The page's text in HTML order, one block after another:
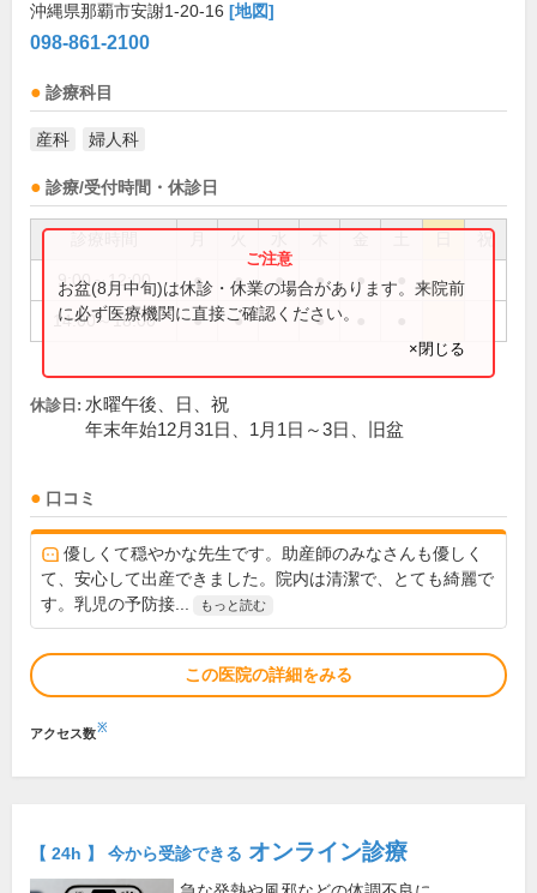
沖縄県那覇市安謝1-20-16 [地図]
098-861-2100
診療科目
産科 婦人科
診療/受付時間・休診日
祝
9:00～12:00 ● ● ● ● ●
14:00～18:00 ● ● ●
お盆(8月中旬)は休診・休業の場合があります。来院前
に必ず医療機関に直接ご確認ください。
×閉じる
休診日: 水曜午後、日、祝
年末年始12月31日、1月1日～3日、旧盆
口コミ
優しくて穏やかな先生です。助産師のみなさんも優しく
て、安心して出産できました。院内は清潔で、とても綺麗で
す。乳児の予防接...
もっと読む
この医院の詳細をみる
アクセス数※
【 24h 】 今から受診できる オンライン診療